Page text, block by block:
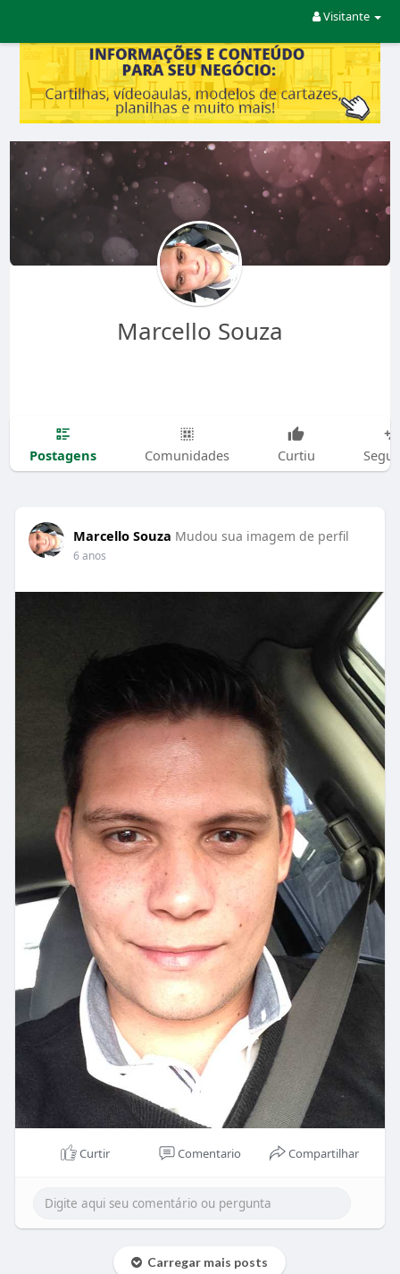
Visitante
Marcello Souza
Postagens Comunidades Curtiu
Marcello Souza Mudou sua imagem de perfil
6 anos
Curtir Comentario Compartilhar
Carregar mais posts